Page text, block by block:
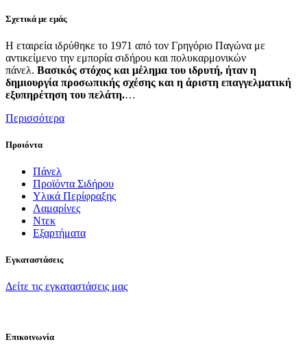
Σχετικά με εμάς
Η εταιρεία ιδρύθηκε το 1971 από τον Γρηγόριο Παγώνα με
αντικείμενο την εμπορία σιδήρου και πολυκαρμονικών
πάνελ. Βασικός στόχος και μέλημα του ιδρυτή, ήταν η
δημιουργία προσωπικής σχέσης και η άριστη επαγγελματική
εξυπηρέτηση του πελάτη.…
Περισσότερα
Προιόντα
Πάνελ
Προϊόντα Σιδήρου
Υλικά Περίφραξης
Λαμαρίνες
Ντεκ
Εξαρτήματα
Εγκαταστάσεις
Δείτε τις εγκαταστάσεις μας
Επικοινωνία